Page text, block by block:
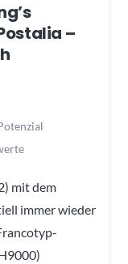
–
mit dem
immer wieder